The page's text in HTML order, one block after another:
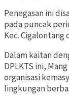
Penegasan ini
pada puncak
Kec. Cigalontang
Dalam kaitan
DPLKTS ini,
organisasi
lingkungan